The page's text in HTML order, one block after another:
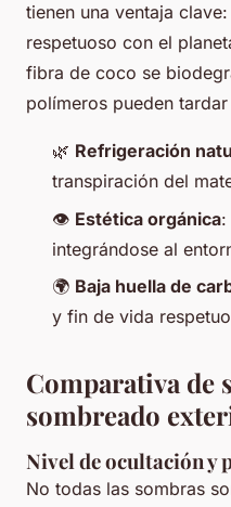
tienen una ventaja
respetuoso con el
fibra de coco se
polímeros pueden
🌿 Refrigeración
transpiración del
👁️ Estética orgánica:
integrándose al
🌍 Baja huella de
y fin de vida
Comparativa de
sombreado
Nivel de ocultación y
No todas las sombras